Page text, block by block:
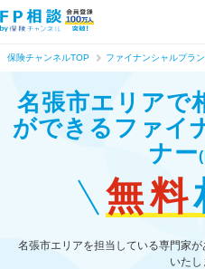
保険チャンネルTOP ファイナンシャルプラ
名張市エリアで
ができる ファイ
ナー
無料
名張市エリアを担当している専門家
いたし